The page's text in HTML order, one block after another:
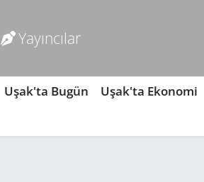
Yayıncılar
Uşak'ta Bugün
Uşak'ta Ekonomi